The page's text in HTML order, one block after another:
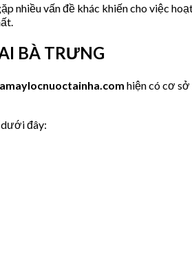
vấn đề khác khiến cho việc
BÀ TRƯNG
hiện có cơ
đây: